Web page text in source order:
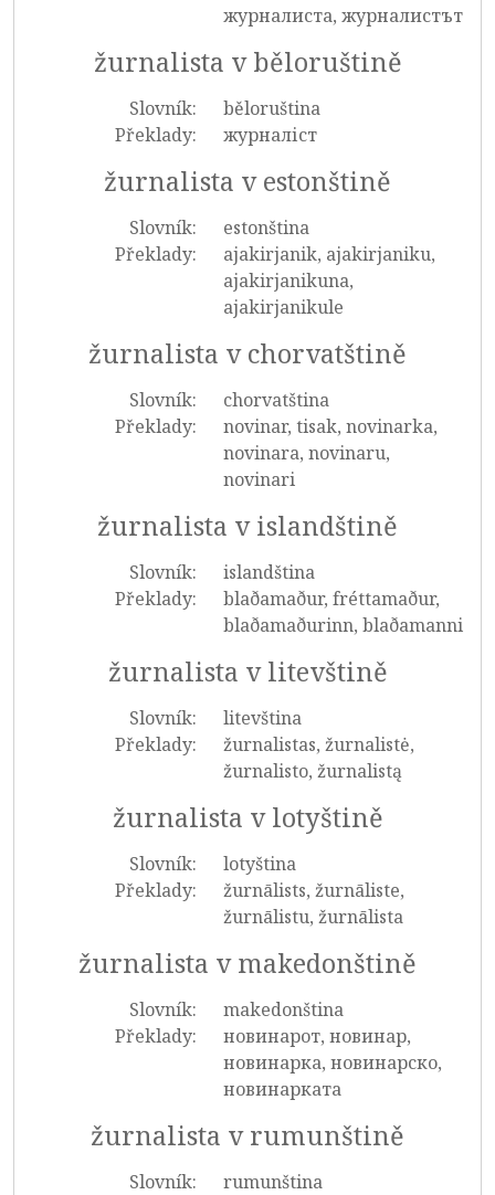
журналиста, журналистът
žurnalista v běloruštině
Slovník:
běloruština
Překlady:
журналіст
žurnalista v estonštině
Slovník:
estonština
Překlady:
ajakirjanik, ajakirjaniku,
ajakirjanikuna,
ajakirjanikule
žurnalista v chorvatštině
Slovník:
chorvatština
Překlady:
novinar, tisak, novinarka,
novinara, novinaru,
novinari
žurnalista v islandštině
Slovník:
islandština
Překlady:
blaðamaður, fréttamaður,
blaðamaðurinn, blaðamanni
žurnalista v litevštině
Slovník:
litevština
Překlady:
žurnalistas, žurnalistė,
žurnalisto, žurnalistą
žurnalista v lotyštině
Slovník:
lotyština
Překlady:
žurnālists, žurnāliste,
žurnālistu, žurnālista
žurnalista v makedonštině
Slovník:
makedonština
Překlady:
новинарот, новинар,
новинарка, новинарско,
новинарката
žurnalista v rumunštině
Slovník:
rumunština